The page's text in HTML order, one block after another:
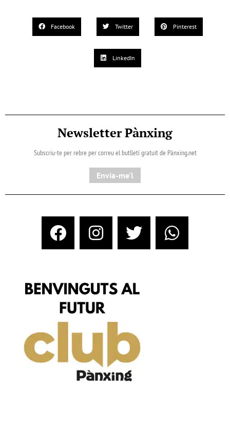
Facebook Twitter Pinterest
LinkedIn
Newsletter Pànxing
Subscriu-te per rebre per correu el butlletí gratuït de Pànxing.net​
Envia-me'l